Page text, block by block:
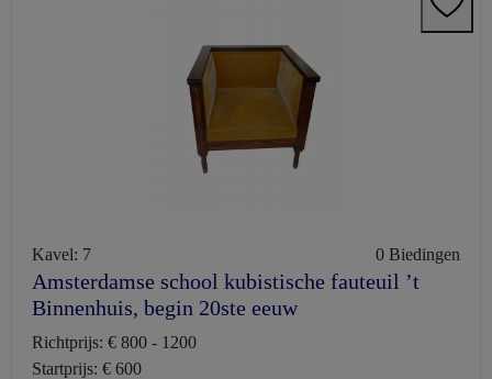
Kavel: 7 0 Biedingen
Amsterdamse school kubistische fauteuil ’t
Binnenhuis, begin 20ste eeuw
Richtprijs: € 800 - 1200
Startprijs: € 600